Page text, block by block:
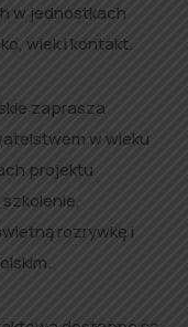
w jednostkach
wiek i kontakt.
zaprasza
w wieku
projektu
rozrywkę i